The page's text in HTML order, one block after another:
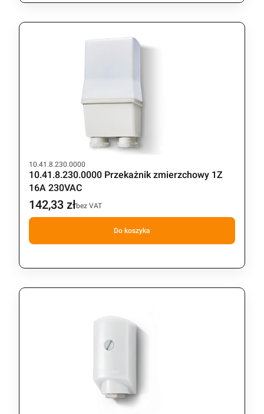
Kod produktu
10.41.8.230.0000
10.41.8.230.0000 Przekażnik zmierzchowy 1Z
16A 230VAC
Cena
142,33 złbez VAT
Do koszyka